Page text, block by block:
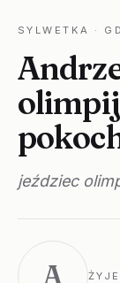
SYLWETKA ·
jeździec
A ŻYJE